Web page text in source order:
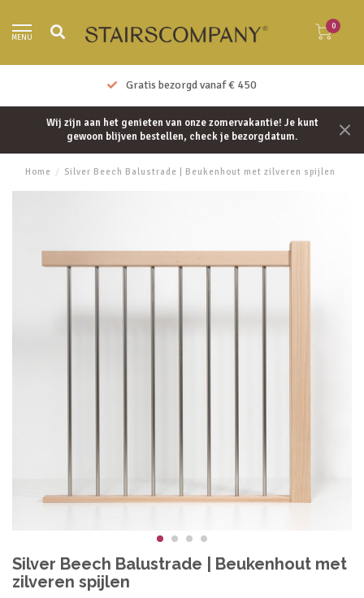
MENU
0
Gratis bezorgd vanaf € 450
Wij zijn aan het genieten van onze zomervakantie! Je kunt
gewoon blijven bestellen, check je bezorgdatum.
Home / Silver Beech Balustrade | Beukenhout met zilveren spijlen
Silver Beech Balustrade | Beukenhout met
zilveren spijlen